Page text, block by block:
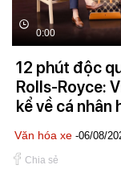
0:00
12 phút độc
Rolls-Royce:
kể về cá nhân
Văn hóa xe -06/08/
Chia sẻ